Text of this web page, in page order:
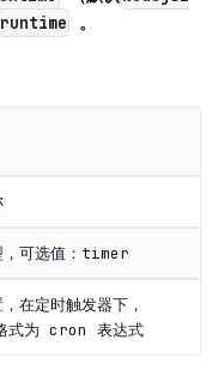
runtime 。
，可选值：timer
在定时触发器下，
为 cron 表达式